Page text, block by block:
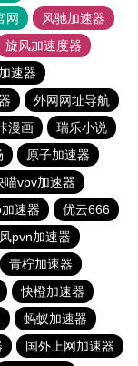
网
风驰加速器
旋风加速度器
速器
外网网址导航
漫画
瑞乐小说
原子加速器
喵vpv加速器
速器
优云666
pvn加速器
青柠加速器
快橙加速器
蚂蚁加速器
国外上网加速器